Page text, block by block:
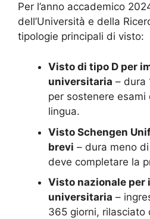
Per l’anno accademico
dell’Università e della
tipologie principali di visto:
Visto di tipo D per
universitaria – dura
per sostenere
lingua.
Visto Schengen
brevi – dura meno
deve completare la
Visto nazionale per
universitaria –
365 giorni, rilasciato